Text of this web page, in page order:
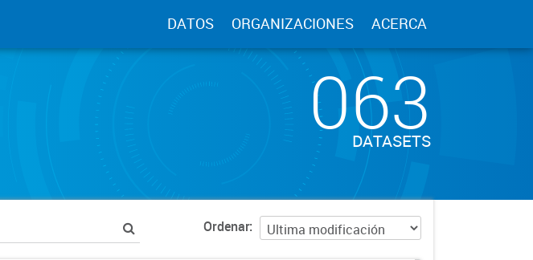
DATOS ORGANIZACIONES ACERCA
063
DATASETS
Ordenar